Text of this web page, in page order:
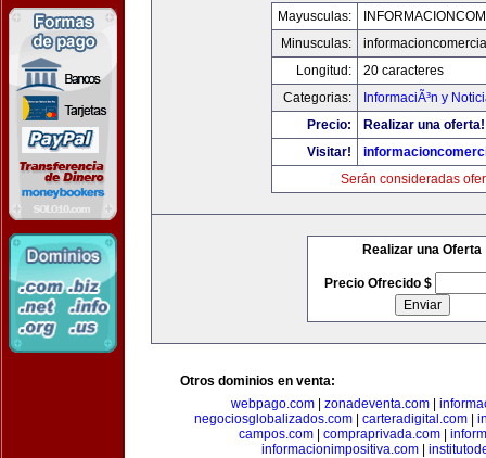
Mayusculas:
Minusculas:
Longitud:
20 caracteres
Categorias:
InformaciÃ³n y
Precio:
Realizar una oferta!
Visitar!
Serán consideradas
Realizar una Oferta
Precio Ofrecido $
Otros dominios en venta:
webpago.com
zonadeventa.com
negociosglobalizados.com
carteradigital.com
campos.com
compraprivada.com
informacionimpositiva.com